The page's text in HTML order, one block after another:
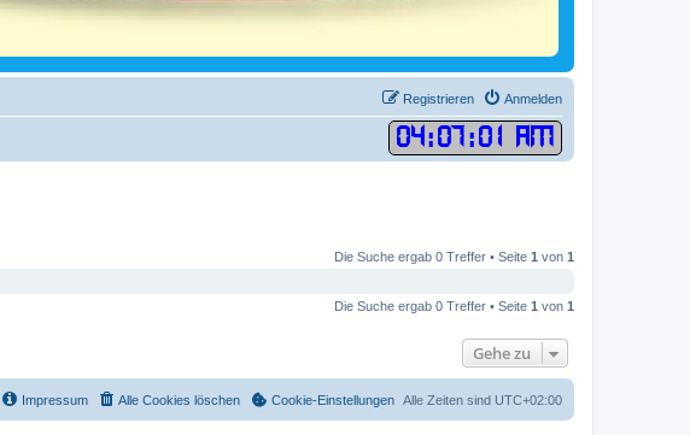
Anmelden
Registrieren
04:07:01 AM
Die Suche ergab 0 Treffer • Seite 1 von 1
Die Suche ergab 0 Treffer • Seite 1 von 1
Gehe zu
Alle Zeiten sind UTC+02:00
Cookie-Einstellungen
Alle Cookies löschen
Impressum